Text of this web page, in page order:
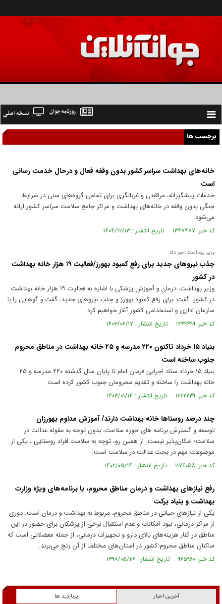
Toggle
navigation
نسخه اصلی روزنامه جوان
برچسب ها
خانه‌های بهداشت سراسر کشور بدون وقفه فعال و درحال خدمت رسانی
است
خدمات پیشگیرانه، مراقبتی و غربالگری برای تمامی گروه‌های سنی در شرایط
جنگی بدون وقفه در خانه‌های بهداشت و مراکز جامع سلامت سراسر کشور ارائه
می‌شود.
کد خبر: ۱۳۴۷۴۸۷ تاریخ انتشار : ۱۴۰۴/۱۲/۱۳
وزیر بهداشت خبر داد
جذب نیروهای جدید برای رفع کمبود بهورز/فعالیت ۱۹ هزار خانه بهداشت
در کشور
وزیر بهداشت، درمان و آموزش پزشکی با اشاره به فعالیت ۱۹ هزار خانه بهداشت
در کشور، گفت: برای رفع کمبود بهورز و جذب نیروهای جدید، گفت و گوهایی را با
سازمان اداری و استخدامی کشور آغاز خواهیم کرد.
کد خبر: ۱۲۴۹۴۹۹ تاریخ انتشار : ۱۴۰۳/۰۶/۱۷
بنیاد ۱۵ خرداد تاکنون ۲۲۰ مدرسه و ۲۵ خانه بهداشت در مناطق محروم
جنوب ساخته است
بنیاد ۱۵ خرداد ستاد اجرایی فرمان امام تا پایان سال گذشته ۲۲۰ مدرسه و ۲۵
خانه بهداشت را ساخته و تقدیم محرومان جنوب کشور کرده است
کد خبر: ۱۲۲۲۲۳۹ تاریخ انتشار : ۱۴۰۳/۰۱/۱۴
چند درصد روستاها خانه بهداشت دارند/ آموزش مداوم بهورزان
توسعه و گسترش برنامه های حوزه سلامت، بدون توجه به مقوله عدالت در
سلامت؛ امکان‌پذیر نیست. از همین رو، توجه به سلامت افراد روستایی ، یکی از
موضوعات مهم در بحث عدالت در سلامت است.
کد خبر: ۱۱۷۶۰۵۸ تاریخ انتشار : ۱۴۰۲/۰۵/۱۴
رفع نیاز‌های بهداشت و درمان مناطق محروم، با برنامه‌های ویژه وزارت
بهداشت و بنیاد برکت
یکی از نیاز‌های حیاتی در مناطق محروم، مربوط به بهداشت و درمان است. دوری
از مراکز درمانی، نبود امکانات و عدم استقبال برخی از پزشکان برای حضور در این
مناطق در کنار هزینه‌های بالای دارو و تجهیزات درمانی، از جمله معضلاتی است که
ساکنان مناطق محروم کشور در استان‌های مختلف از آن رنج می‌برند.
کد خبر: ۹۶۵۹۶۰ تاریخ انتشار : ۱۳۹۸/۰۵/۲۶
آخرین اخبار پربازدید ها